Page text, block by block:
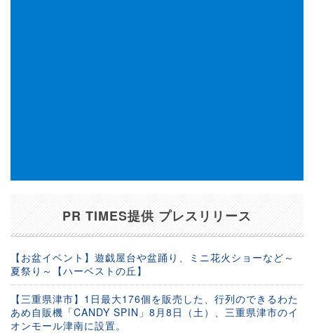
PR TIMES提供 プレスリリース
【お盆イベント】遊戯屋台や盆踊り、ミニ花火ショーなど～
夏祭り～【ハーベストの丘】
【三重県津市】1日最大176個を販売した、行列のできるわた
あめ自販機「CANDY SPIN」8月8日（土）、三重県津市のイ
オンモール津南に設置。